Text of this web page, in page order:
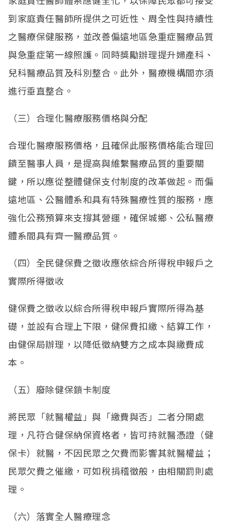
到家庭責任醫師所提供之可近性、周全性與持續性
之醫療保健服務，並改善偏遠地區急重症醫療品質
與急重症第一線照護。同時獎勵辦理提升婦產科、
兒科醫療品質及科別整合。此外，醫療機構間亦須
進行垂直整合。
（三）合理化醫療服務價格與分配
合理化醫療服務價格，且確保此服務價格能合理回
饋至醫事人員，是提高與維繫醫療品質的重要關
鍵，所以應從整體健保支付制度的改革做起。而偏
遠地區、公醫體系和具有特殊醫療性質的服務，應
強化公務預算來支撐其營運，確保城鄉、公私醫療
體系間具有齊一醫療品質。
（四）全民健保費之徵收應依綜合所得稅申報戶之
實際所得徵收
健保費之徵收以綜合所得稅申報戶實際所得為基
礎，並設有合理上下限，健保費扣繳、結算工作，
由健保局辦理，以降低徵納雙方之成本與繳費成
本。
（五）廢除健保鎖卡制度
將民眾「就醫權益」與「繳費與否」二者分開處
理，凡符合健保納保資格者，皆可持就醫憑證（健
保卡）就醫，不因民眾之欠費而影響其就醫權益；
民眾欠費之催繳，可如稅捐稽徵般，由相關罰則處
理。
（六）落實全人醫療理念